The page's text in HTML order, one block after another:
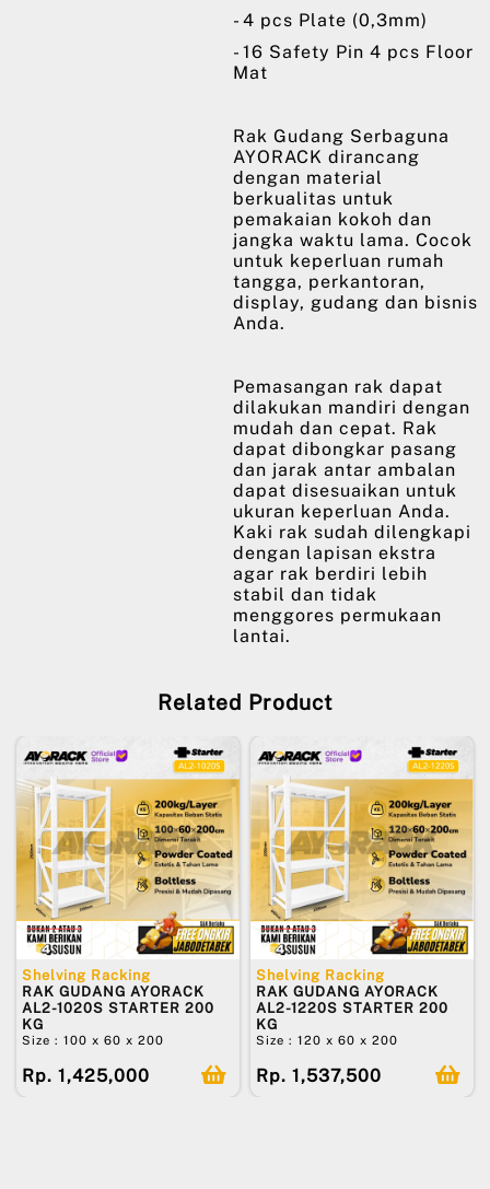
- 4 pcs Plate (0,3mm)
- 16 Safety Pin 4 pcs Floor
Mat
Rak Gudang Serbaguna
AYORACK dirancang
dengan material
berkualitas untuk
pemakaian kokoh dan
jangka waktu lama. Cocok
untuk keperluan rumah
tangga, perkantoran,
display, gudang dan bisnis
Anda.
Pemasangan rak dapat
dilakukan mandiri dengan
mudah dan cepat. Rak
dapat dibongkar pasang
dan jarak antar ambalan
dapat disesuaikan untuk
ukuran keperluan Anda.
Kaki rak sudah dilengkapi
dengan lapisan ekstra
agar rak berdiri lebih
stabil dan tidak
menggores permukaan
lantai.
Related Product
Shelving Racking
RAK GUDANG AYORACK
AL2-1020S STARTER 200
KG
Size : 100 x 60 x 200
Rp. 1,425,000
Shelving Racking
RAK GUDANG AYORACK
AL2-1220S STARTER 200
KG
Size : 120 x 60 x 200
Rp. 1,537,500